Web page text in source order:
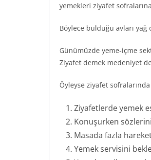
yemekleri ziyafet
Böylece bulduğu avları yağ
Günümüzde yeme-içme
Ziyafet demek medeniyet
Öyleyse ziyafet
Ziyafetlerde yemek
Konuşurken
Masada fazla
Yemek servisini